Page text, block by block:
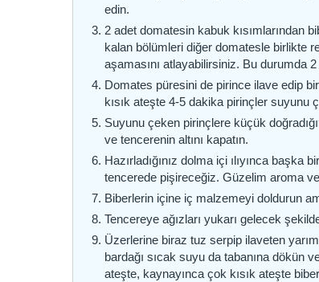
edin.
2 adet domatesin kabuk kısımlarından
kalan bölümleri diğer domatesle birlikte
aşamasını atlayabilirsiniz. Bu durumda
Domates püresini de pirince ilave edip
kısık ateşte 4-5 dakika pirinçler suyunu
Suyunu çeken pirinçlere küçük
ve tencerenin altını kapatın.
Hazırladığınız dolma içi ılıyınca başka
tencerede pişireceğiz. Güzelim aroma
Biberlerin içine iç malzemeyi doldurun
Tencereye ağızları yukarı gelecek
Üzerlerine biraz tuz serpip ilaveten
bardağı sıcak suyu da tabanına dökün
ateşte, kaynayınca çok kısık ateşte